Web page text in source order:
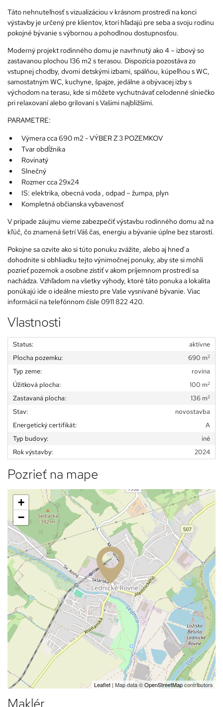
Táto nehnuteľnosť s vizualizáciou v krásnom prostredí na konci
výstavby je určený pre klientov, ktorí hľadajú pre seba a svoju rodinu
pokojné bývanie s výbornou a pohodlnou dostupnosťou.
Moderný projekt rodinného domu je navrhnutý ako 4 – izbový so
zastavanou plochou 136 m2 s terasou. Dispozícia pozostáva zo
vstupnej chodby, dvomi detskými izbami, spálňou, kúpeľňou s WC,
samostatným WC, kuchyne, špajze, jedálne a obývacej izby s
východom na terasu, kde si môžete vychutnávať celodenné slniečko
pri relaxovaní alebo grilovaní s Vašimi najbližšími.
PARAMETRE:
Výmera cca 690 m2 - VÝBER Z 3 POZEMKOV
Tvar obdĺžnika
Rovinatý
Slnečný
Rozmer cca 29x24
IS: elektrika, obecná voda , odpad – žumpa, plyn
Kompletná občianska vybavenosť
V prípade záujmu vieme zabezpečiť výstavbu rodinného domu až na
kľúč, čo znamená šetrí Váš čas, energiu a bývanie úplne bez starostí.
Pokojne sa ozvite ako si túto ponuku zvážite, alebo aj hneď a
dohodnite si obhliadku tejto výnimočnej ponuky, aby ste si mohli
pozrieť pozemok a osobne zistiť v akom príjemnom prostredí sa
nachádza. Vzhľadom na všetky výhody, ktoré táto ponuka a lokalita
ponúkajú ide o ideálne miesto pre Vaše vysnívané bývanie. Viac
informácií na telefónnom čísle 0911 822 420.
Vlastnosti
Status:
aktívne
Plocha pozemku:
690 m2
Typ zeme:
rovina
Úžitková plocha:
100 m2
Zastavaná plocha: 136 m2
Stav:
novostavba
Energetický certifikát:
A
Typ budovy:
iné
Rok výstavby:
2024
Pozrieť na mape
+
−
Leaflet | Map data ©OpenStreetMapcontributors